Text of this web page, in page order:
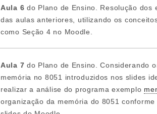
Aula 6 do Plano de Ensino. Resolução
das aulas anteriores, utilizando os
como Seção 4 no Moodle.
Aula 7 do Plano de Ensino. Considerando
memória no 8051 introduzidos nos slides
realizar a análise do programa exemplo
organização da memória do 8051